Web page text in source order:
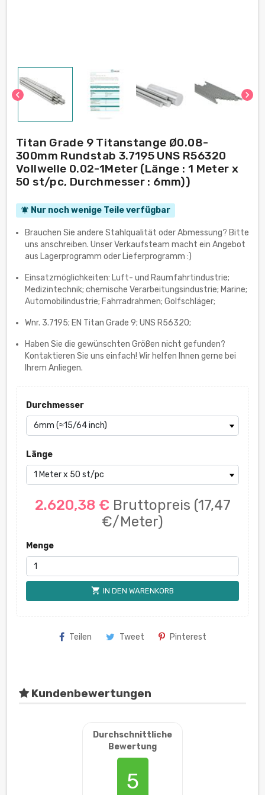
chevron_left chevron_right
Titan Grade 9 Titanstange Ø0.08-
300mm Rundstab 3.7195 UNS R56320
Vollwelle 0.02-1Meter (Länge : 1 Meter x
50 st/pc, Durchmesser : 6mm))
notifications_active Nur noch wenige Teile verfügbar
Brauchen Sie andere Stahlqualität oder Abmessung? Bitte
uns anschreiben. Unser Verkaufsteam macht ein Angebot
aus Lagerprogramm oder Lieferprogramm :)
Einsatzmöglichkeiten: Luft- und Raumfahrtindustrie;
Medizintechnik; chemische Verarbeitungsindustrie; Marine;
Automobilindustrie; Fahrradrahmen; Golfschläger;
Wnr. 3.7195; EN Titan Grade 9; UNS R56320;
Haben Sie die gewünschten Größen nicht gefunden?
Kontaktieren Sie uns einfach! Wir helfen Ihnen gerne bei
Ihrem Anliegen.
Durchmesser
Länge
2.620,38 € Bruttopreis (17,47
€/Meter)
Menge
shopping_cart IN DEN WARENKORB
Teilen Tweet Pinterest
Kundenbewertungen
Durchschnittliche
Bewertung
5